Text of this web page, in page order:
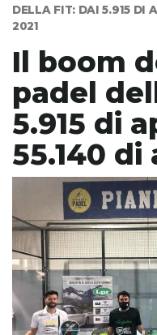
DELLA FIT: DAI 5.915 DI
2021
Il boom
padel
5.915 di
55.140 di